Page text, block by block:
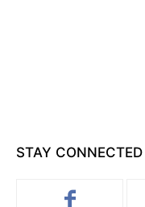
STAY CONNECTED